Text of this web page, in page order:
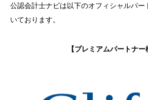
公認会計士ナビは以下のオフィシャルパー
いております。
【プレミアムパートナー